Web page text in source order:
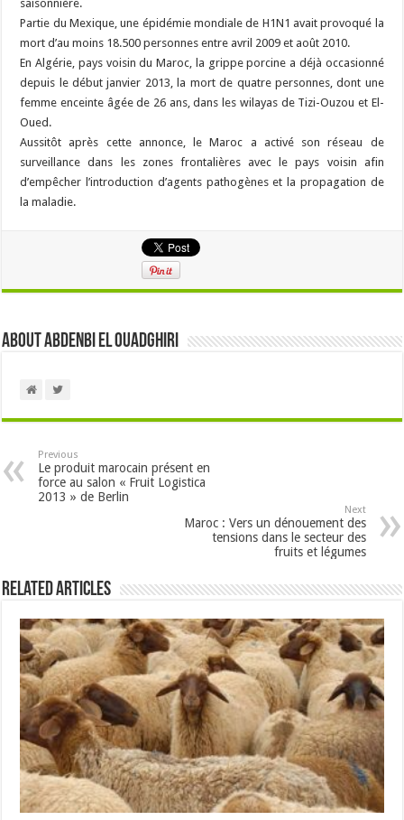
saisonnière.
Partie du Mexique, une épidémie mondiale de H1N1 avait provoqué la
mort d’au moins 18.500 personnes entre avril 2009 et août 2010.
En Algérie, pays voisin du Maroc, la grippe porcine a déjà occasionné
depuis le début janvier 2013, la mort de quatre personnes, dont une
femme enceinte âgée de 26 ans, dans les wilayas de Tizi-Ouzou et El-
Oued.
Aussitôt après cette annonce, le Maroc a activé son réseau de
surveillance dans les zones frontalières avec le pays voisin afin
d’empêcher l’introduction d’agents pathogènes et la propagation de
la maladie.
About Abdenbi EL OUADGHIRI
Previous
Le produit marocain présent en
force au salon « Fruit Logistica
2013 » de Berlin
Next
Maroc : Vers un dénouement des
tensions dans le secteur des
fruits et légumes
Related Articles